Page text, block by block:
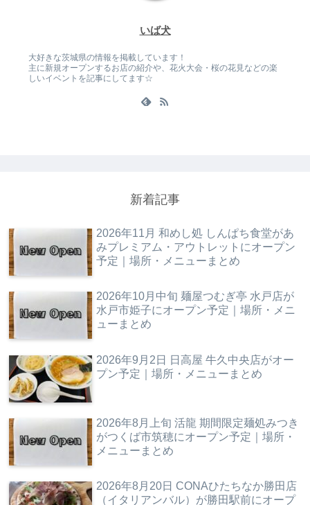
いば犬
大好きな茨城県の情報を掲載しています！
主に新規オープンするお店の紹介や、花火大会・桜の花見などの楽
しいイベントを記事にしてます☆
新着記事
2026年11月 和めし処 しんぱち食堂があ
みプレミアム・アウトレットにオープン
予定｜場所・メニューまとめ
2026年10月中旬 麺屋つむぎ亭 水戸店が
水戸市姫子にオープン予定｜場所・メニ
ューまとめ
2026年9月2日 日高屋 牛久中央店がオー
プン予定｜場所・メニューまとめ
2026年8月上旬 活龍 期間限定麺処みつき
がつくば市筑穂にオープン予定｜場所・
メニューまとめ
2026年8月20日 CONAひたちなか勝田店
（イタリアンバル）が勝田駅前にオープ